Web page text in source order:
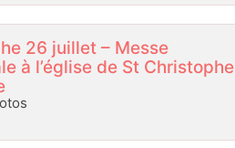
26 juillet – Messe
à l’église de St Christophe